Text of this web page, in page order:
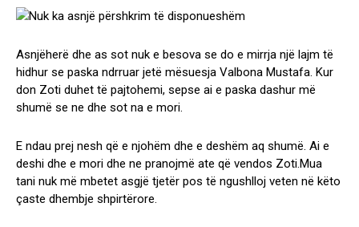
Asnjëherë dhe as sot nuk e besova se do e mirrja një lajm të
hidhur se paska ndrruar jetë mësuesja Valbona Mustafa. Kur
don Zoti duhet të pajtohemi, sepse ai e paska dashur më
shumë se ne dhe sot na e mori.
E ndau prej nesh që e njohëm dhe e deshëm aq shumë. Ai e
deshi dhe e mori dhe ne pranojmë ate që vendos Zoti.Mua
tani nuk më mbetet asgjë tjetër pos të ngushlloj veten në këto
çaste dhembje shpirtërore.